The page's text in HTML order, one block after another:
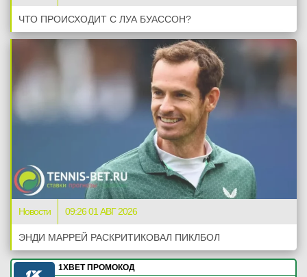
ЧТО ПРОИСХОДИТ С ЛУА БУАССОН?
Новости 09:26 01 АВГ 2026
ЭНДИ МАРРЕЙ РАСКРИТИКОВАЛ ПИКЛБОЛ
1XBET ПРОМОКОД